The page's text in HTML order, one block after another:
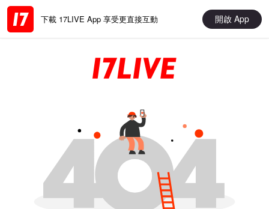
下載 17LIVE App 享受更直接互動 開啟 App